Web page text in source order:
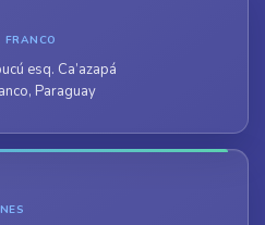
esq. Ca’azapá
Paraguay